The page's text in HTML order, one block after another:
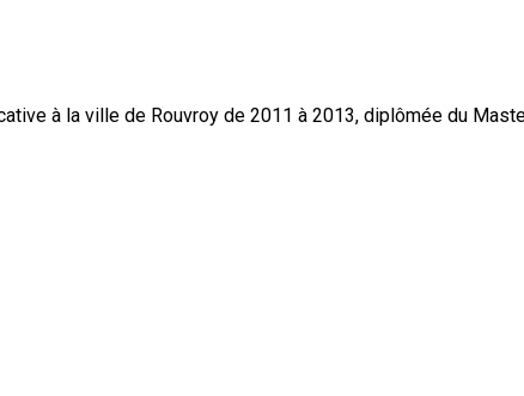
à la ville de Rouvroy de 2011 à 2013, diplômée du